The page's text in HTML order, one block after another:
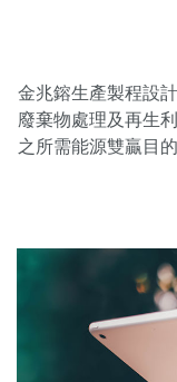
金兆鎔生產製程設
廢棄物處理及再生
之所需能源雙贏目